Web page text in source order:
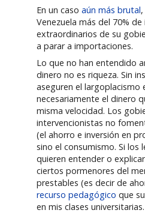
En un casoaún más brutal
Venezuela más del 70%
extraordinarios de su
a parar a importaciones.
Lo que no han entendido
dinero no es riqueza. Sin
aseguren el largoplacismo
necesariamente el dinero
misma velocidad. Los
intervencionistas no
(el ahorro e inversión en
sino el consumismo. Si
quieren entender o
ciertos pormenores del
prestables (es decir de
recurso pedagógico que
en mis clases universitarias.